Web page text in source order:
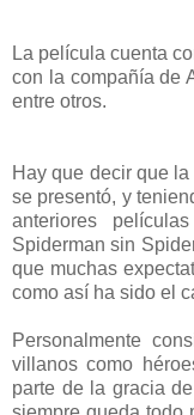
La película cuenta
con la compañía de
entre otros.
Hay que decir que
se presentó, y
anteriores
Spiderman sin
que muchas
como así ha sido el
Personalmente
villanos como
parte de la gracia